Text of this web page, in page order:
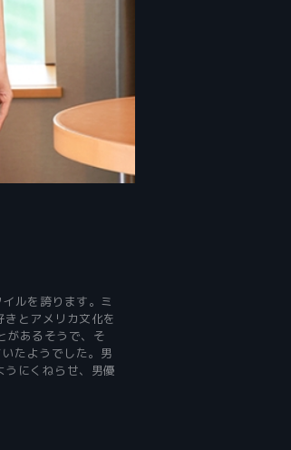
ルを誇ります。ミ
とアメリカ文化を
があるそうで、そ
たようでした。男
にくねらせ、男優